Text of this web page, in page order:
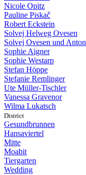
Nicole Opitz
Pauline Piskač
Robert Eckstein
Solvej Helweg Ovesen
Solvej Ovesen und
Sophie Aigner
Sophie Westarp
Stefan Höppe
Stefanie Remlinger
Ute Müller-Tischler
Vanessa Gravenor
Wilma Lukatsch
District
Gesundbrunnen
Hansaviertel
Mitte
Moabit
Tiergarten
Wedding